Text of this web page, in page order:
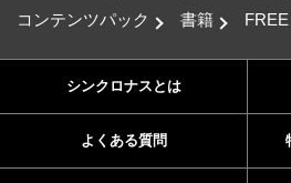
コンテンツパック
書籍 FREE
シンクロナスとは
よくある質問